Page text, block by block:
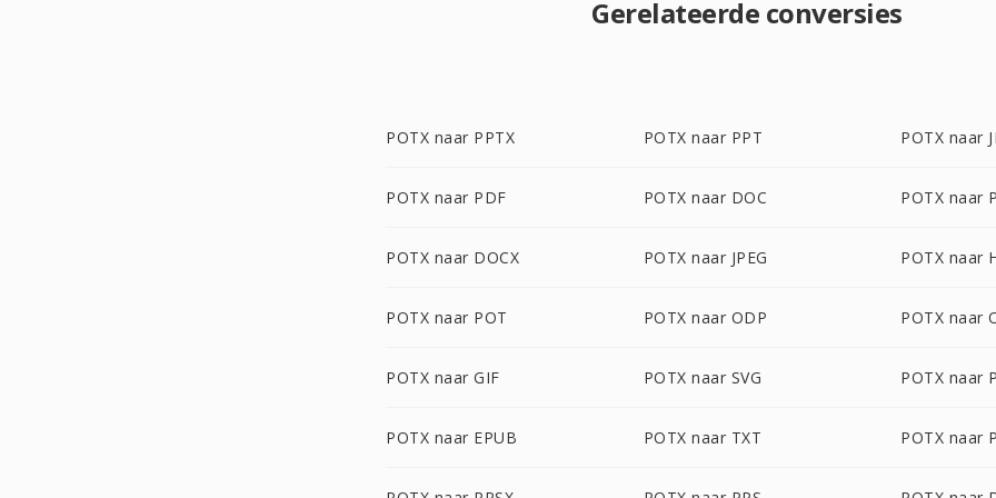
Gerelateerde conversies
POTX naar PPTX POTX naar PPT POTX naar
POTX naar PDF POTX naar DOC POTX naar
POTX naar DOCX POTX naar JPEG POTX naar
POTX naar POT POTX naar ODP POTX naar
POTX naar GIF POTX naar SVG POTX naar
POTX naar EPUB POTX naar TXT POTX naar